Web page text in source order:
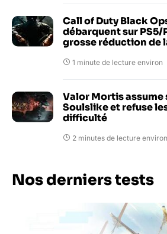
Call of Duty Black
débarquent sur PS5/
grosse réduction de
1 minute de lecture environ
Valor Mortis assume
Soulslike et refuse
difficulté
2 minutes de lecture environ
Nos derniers tests